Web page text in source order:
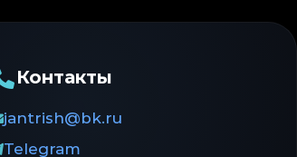
Контакты
jantrish@bk.ru
Telegram